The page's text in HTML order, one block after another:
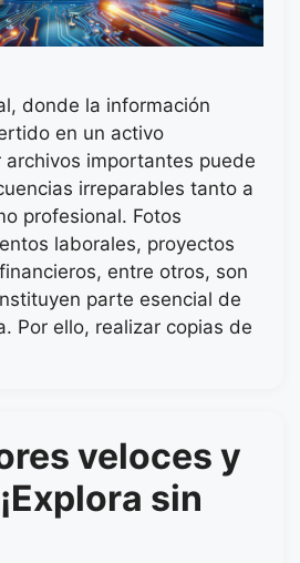
donde la información
en un activo
importantes puede
irreparables tanto a
profesional. Fotos
laborales, proyectos
entre otros, son
parte esencial de
Por ello, realizar copias de
veloces y
sin